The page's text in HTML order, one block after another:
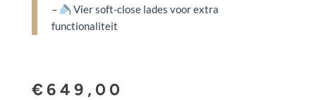
–
Vier soft-close lades voor extra
functionaliteit
€649,00